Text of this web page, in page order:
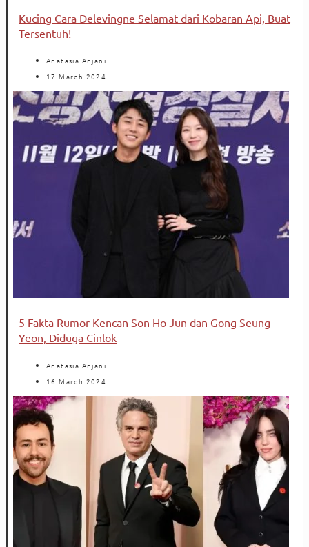
Kucing Cara Delevingne Selamat dari Kobaran Api, Buat
Tersentuh!
Anatasia Anjani
17 March 2024
5 Fakta Rumor Kencan Son Ho Jun dan Gong Seung
Yeon, Diduga Cinlok
Anatasia Anjani
16 March 2024